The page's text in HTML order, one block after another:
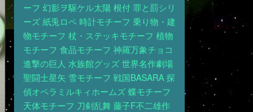
ーフ 幻影ヲ駆ケル太陽 根付 罪と罰シリ
ーズ 紙兎ロペ 時計モチーフ 乗り物・建
物モチーフ 杖・ステッキモチーフ 植物
モチーフ 食品モチーフ 神羅万象チョコ
進撃の巨人 水族館グッズ 世界名作劇場
聖闘士星矢 雪モチーフ 戦国BASARA 探
偵オペラミルキィホームズ 蝶モチーフ
天体モチーフ 刀剣乱舞 藤子F不二雄作